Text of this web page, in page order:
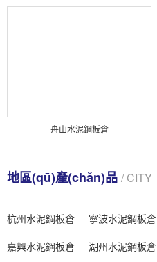
舟山水泥鋼板倉
地區(qū)產(chǎn)品 / CITY
杭州水泥鋼板倉 寧波水泥鋼板倉
嘉興水泥鋼板倉
湖州水泥鋼板倉